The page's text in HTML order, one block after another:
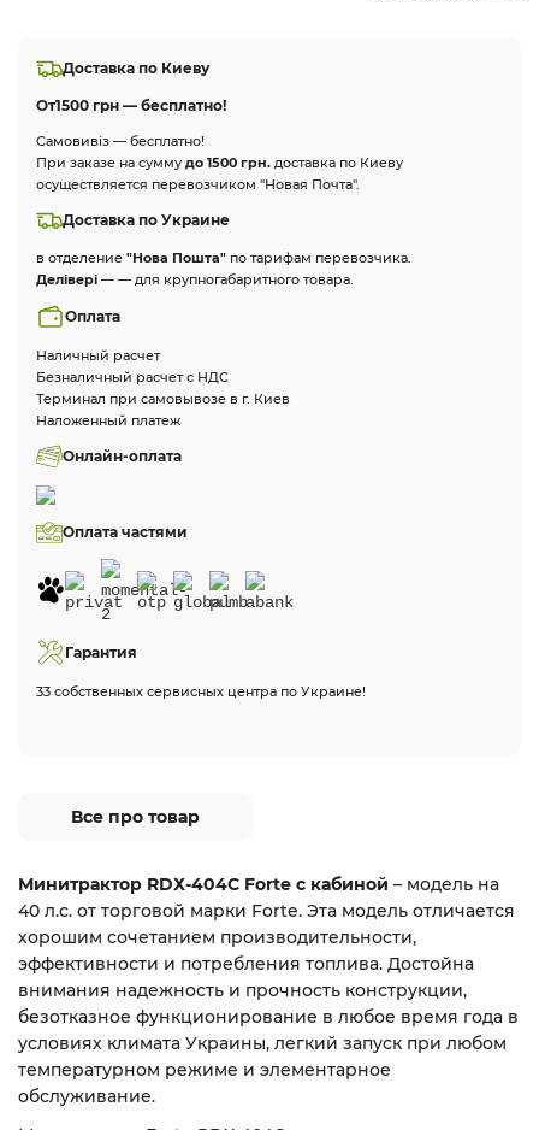
Доставка по Киеву
От1500 грн — бесплатно!
Самовивіз — бесплатно!
При заказе на сумму до 1500 грн. доставка по Киеву
осуществляется перевозчиком "Новая Почта".
Доставка по Украине
в отделение "Нова Пошта" по тарифам перевозчика.
Делівері — — для крупногабаритного товара.
Оплата
Наличный расчет
Безналичный расчет с НДС
Терминал при самовывозе в г. Киев
Наложенный платеж
Онлайн-оплата
Оплата частями
Гарантия
33 собственных сервисных центра по Украине!
Все про товар
Минитрактор RDХ-404С Forte с кабиной – модель на
40 л.с. от торговой марки Forte. Эта модель отличается
хорошим сочетанием производительности,
эффективности и потребления топлива. Достойна
внимания надежность и прочность конструкции,
безотказное функционирование в любое время года в
условиях климата Украины, легкий запуск при любом
температурном режиме и элементарное
обслуживание.